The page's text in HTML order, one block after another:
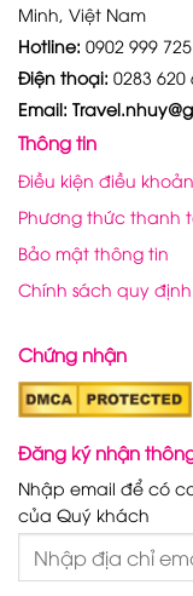
Minh, Việt Nam
Hotline: 0902 999 725
Điện thoại: 0283 620
Email:
Thông tin
Điều kiện điều khoản
Phương thức thanh
Bảo mật thông tin
Chính sách quy định
Chứng nhận
Đăng ký nhận
Nhập email để có
của Quý khách